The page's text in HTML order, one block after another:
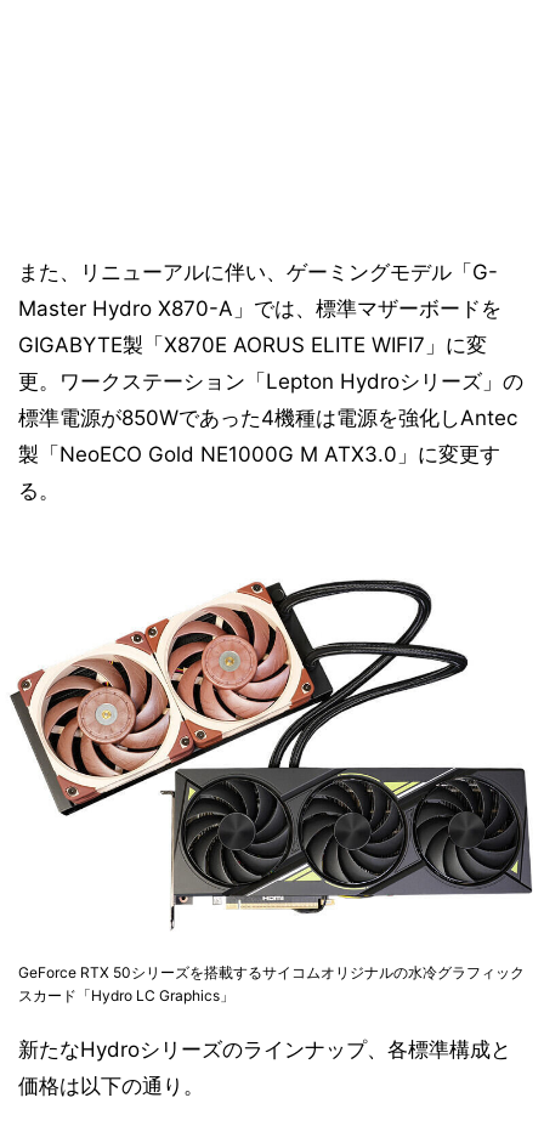
また、リニューアルに伴い、ゲーミングモデル「G-
Master Hydro X870-A」では、標準マザーボードを
GIGABYTE製「X870E AORUS ELITE WIFI7」に変
更。ワークステーション「Lepton Hydroシリーズ」の
標準電源が850Wであった4機種は電源を強化しAntec
製「NeoECO Gold NE1000G M ATX3.0」に変更す
る。
GeForce RTX 50シリーズを搭載するサイコムオリジナルの水冷グラフィック
スカード「Hydro LC Graphics」
新たなHydroシリーズのラインナップ、各標準構成と
価格は以下の通り。